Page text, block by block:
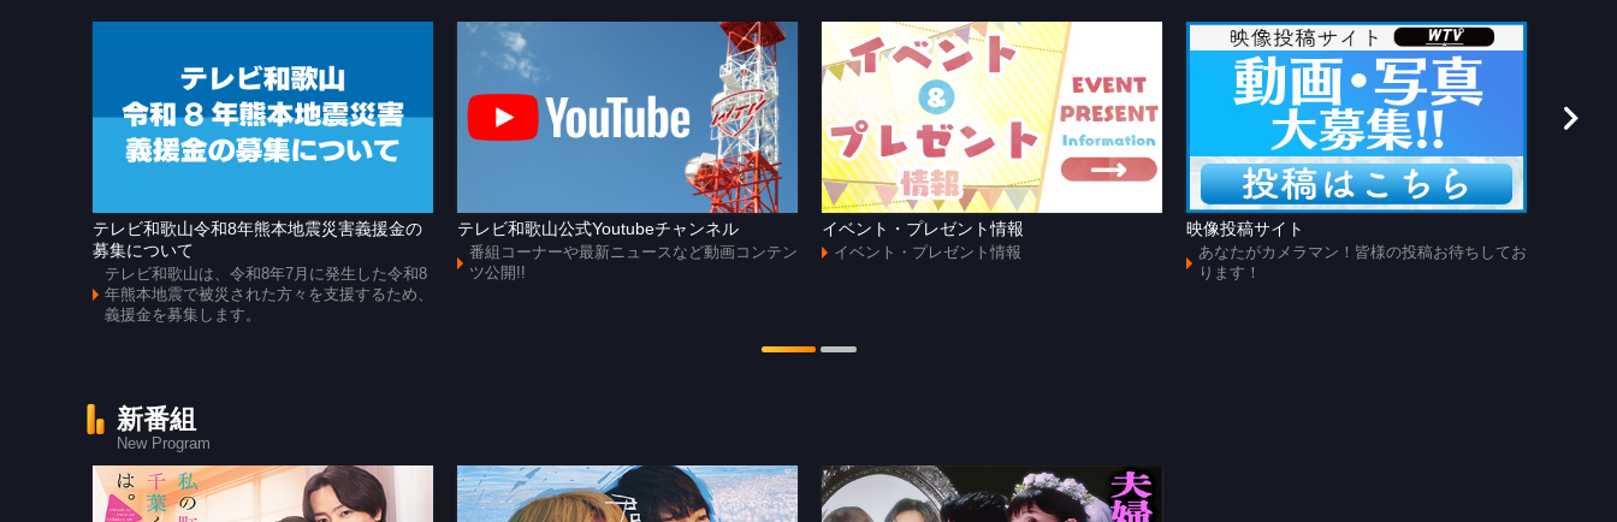
テレビ和歌山令和8年熊本地震災害義援金の
募集について
テレビ和歌山は、令和8年7月に発生した令和8
年熊本地震で被災された方々を支援するため、
義援金を募集します。
テレビ和歌山公式Youtubeチャンネル
番組コーナーや最新ニュースなど動画コンテン
ツ公開!!
イベント・プレゼント情報
イベント・プレゼント情報
映像投稿サイト
あなたがカメラマン！皆様の投稿お待ちしてお
ります！
新番組
New Program